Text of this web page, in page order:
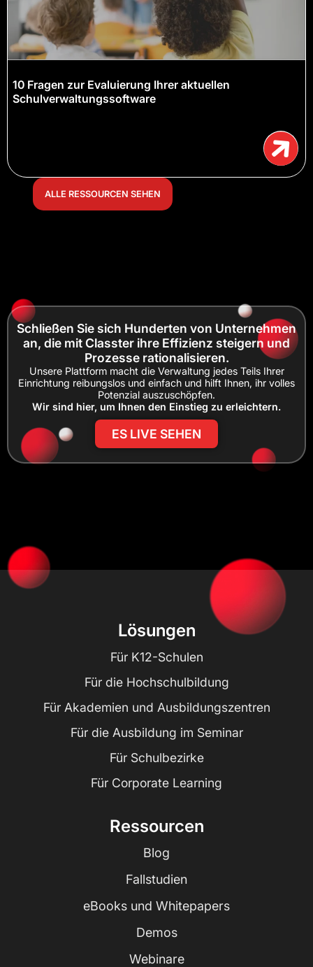
10 Fragen zur Evaluierung Ihrer aktuellen
Schulverwaltungssoftware
ALLE RESSOURCEN SEHEN
Schließen Sie sich Hunderten von Unternehmen
an, die mit Classter ihre Effizienz steigern und
Prozesse rationalisieren.
Unsere Plattform macht die Verwaltung jedes Teils Ihrer
Einrichtung reibungslos und einfach und hilft Ihnen, ihr volles
Potenzial auszuschöpfen.
Wir sind hier, um Ihnen den Einstieg zu erleichtern.
ES LIVE SEHEN
Lösungen
Für K12-Schulen
Für die Hochschulbildung
Für Akademien und Ausbildungszentren
Für die Ausbildung im Seminar
Für Schulbezirke
Für Corporate Learning
Ressourcen
Blog
Fallstudien
eBooks und Whitepapers
Demos
Webinare